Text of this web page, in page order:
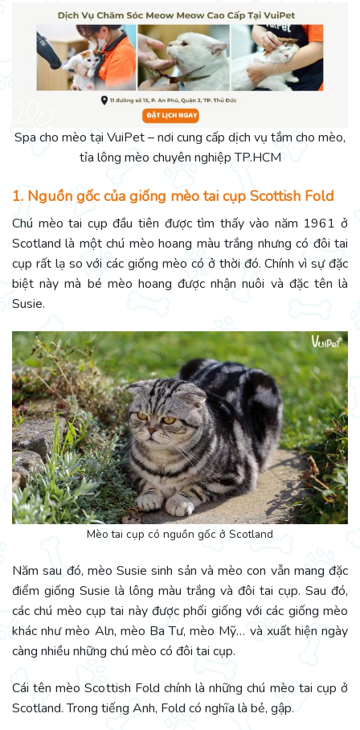
Spa cho mèo tại VuiPet – nơi cung cấp dịch vụ tắm cho mèo,
tỉa lông mèo chuyên nghiệp TP.HCM
1. Nguồn gốc của giống mèo tai cụp Scottish Fold
Chú mèo tai cụp đầu tiên được tìm thấy vào năm 1961 ở
Scotland là một chú mèo hoang màu trắng nhưng có đôi tai
cụp rất lạ so với các giống mèo có ở thời đó. Chính vì sự đặc
biệt này mà bé mèo hoang được nhận nuôi và đặc tên là
Susie.
Mèo tai cụp có nguồn gốc ở Scotland
Năm sau đó, mèo Susie sinh sản và mèo con vẫn mang đặc
điểm giống Susie là lông màu trắng và đôi tai cụp. Sau đó,
các chú mèo cụp tai này được phối giống với các giống mèo
khác như mèo Aln, mèo Ba Tư, mèo Mỹ… và xuất hiện ngày
càng nhiều những chú mèo có đôi tai cụp.
Cái tên mèo Scottish Fold chính là những chú mèo tai cụp ở
Scotland. Trong tiếng Anh, Fold có nghĩa là bẻ, gập.